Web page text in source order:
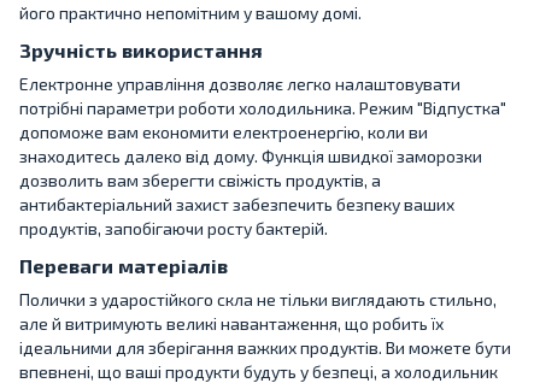
його практично непомітним у вашому домі.
Зручність використання
Електронне управління дозволяє легко налаштовувати
потрібні параметри роботи холодильника. Режим "Відпустка"
допоможе вам економити електроенергію, коли ви
знаходитесь далеко від дому. Функція швидкої заморозки
дозволить вам зберегти свіжість продуктів, а
антибактеріальний захист забезпечить безпеку ваших
продуктів, запобігаючи росту бактерій.
Переваги матеріалів
Полички з ударостійкого скла не тільки виглядають стильно,
але й витримують великі навантаження, що робить їх
ідеальними для зберігання важких продуктів. Ви можете бути
впевнені, що ваші продукти будуть у безпеці, а холодильник